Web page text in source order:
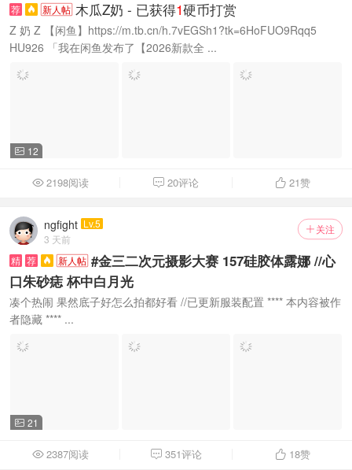
荐
 新人帖 木瓜Z奶 - 已获得1硬币打赏
Z 奶 Z 【闲鱼】https://m.tb.cn/h.7vEGSh1?tk=6HoFUO9Rqq5
HU926 「我在闲鱼发布了【2026新款全 ...
 12
 2198阅读  20评论  21赞
 关注
ngfight Lv.5
3 天前
精 荐  新人帖 #金三二次元摄影大赛 157硅胶体露娜 //心
口朱砂痣 杯中白月光
凑个热闹 果然底子好怎么拍都好看 //已更新服装配置 **** 本内容被作
者隐藏 **** ...
 21
 2387阅读  351评论  18赞